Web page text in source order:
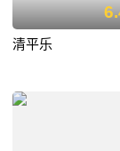
6.
清平乐